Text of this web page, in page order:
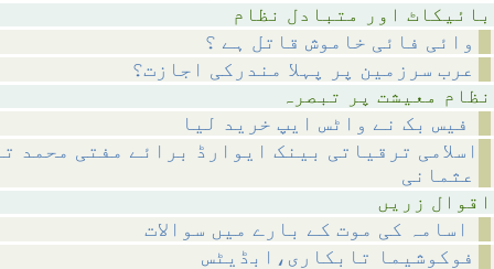
وائی فائی خاموش قاتل ہے ؟
عرب سرزمین پر پہلا مندرکی اجازت؟
اسلامی ترقیاتی بینک ایوارڈ برائے مفتی محمد
عثمانی
فوکوشیما تابکاری،ابڈیٹس